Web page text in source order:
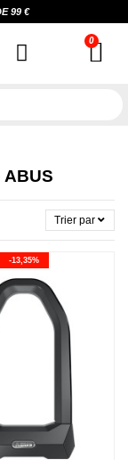
99 €
Trier par
-13,35%